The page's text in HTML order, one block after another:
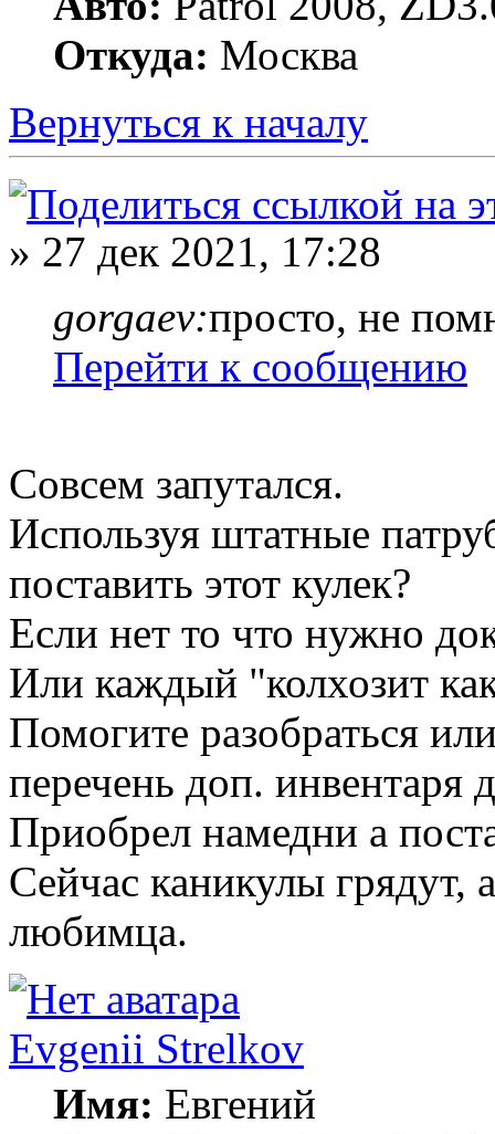
Откуда: Москва
Вернуться к началу
» 27 дек 2021, 17:28
gorgaev:просто, не
Перейти к сообщению
Совсем запутался.
Используя штатные
поставить этот кулек?
Если нет то что нужно
Или каждый "колхозит
Помогите разобраться
перечень доп. инвентаря
Приобрел намедни а
Сейчас каникулы грядут,
любимца.
Evgenii Strelkov
Имя: Евгений